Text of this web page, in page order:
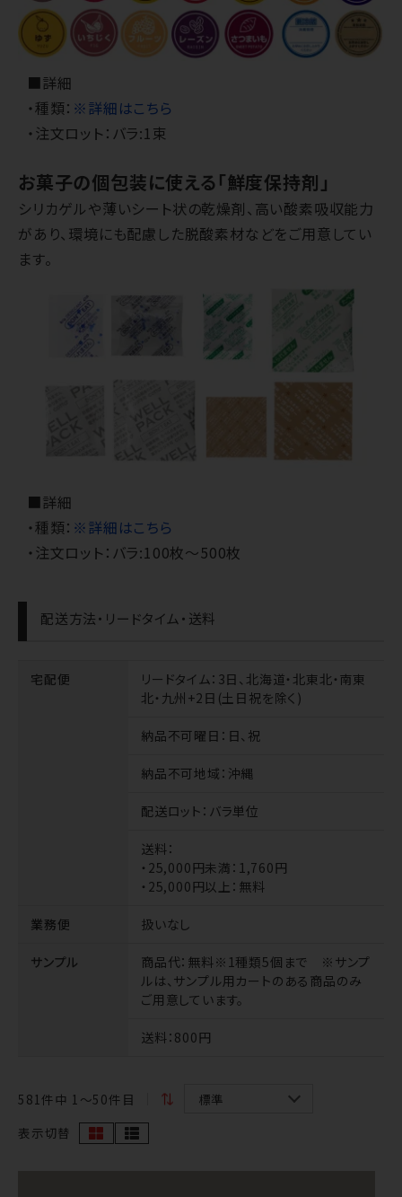
■詳細
・種類： ※詳細はこちら
・注文ロット：バラ:1束
お菓子の個包装に使える「鮮度保持剤」
シリカゲルや薄いシート状の乾燥剤、高い酸素吸収能力
があり、環境にも配慮した脱酸素材などをご用意してい
ます。
■詳細
・種類： ※詳細はこちら
・注文ロット：バラ:100枚～500枚
配送方法・リードタイム・送料
宅配便 リードタイム：3日、北海道・北東北・南東
北・九州+2日(土日祝を除く)
納品不可曜日 ：日、祝
納品不可地域 ：沖縄
配送ロット ：バラ単位
送料：
・25,000円未満：1,760円
・25,000円以上：無料
業務便 扱いなし
サンプル 商品代：無料※1種類5個まで ※サンプ
ルは、サンプル用カートのある商品のみ
ご用意しています。
送料：800円
581件中 1〜50件目
表示切替